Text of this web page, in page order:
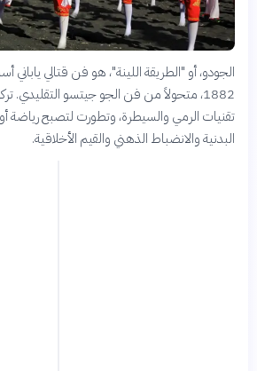
الجودو، أو "الطريقة اللينة"، هو فن قتالي ياباني
1882، متحولاً من فن الجو جيتسو التقليدي.
تقنيات الرمي والسيطرة، وتطورت لتصبح رياضة
البدنية والانضباط الذهني والقيم الأخلاقية.